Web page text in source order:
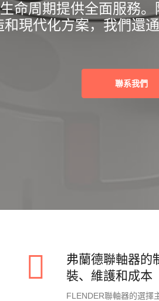
命周期提供全面服務
現代化方案，我們還
聯系我們
弗蘭德聯軸器的
裝、維護和成本
FLENDER聯軸器的選擇